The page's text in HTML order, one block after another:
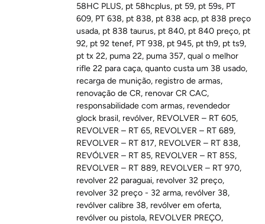
58HC PLUS, pt 58hcplus, pt 59, pt 59s, PT
609, PT 638, pt 838, pt 838 acp, pt 838 preço
usada, pt 838 taurus, pt 840, pt 840 preço, pt
92, pt 92 tenef, PT 938, pt 945, pt th9, pt ts9,
pt tx 22, puma 22, puma 357,qual o melhor
rifle 22 para caça,quanto custa um 38 usado,
recarga de munição, registro de armas,
renovação de CR, renovar CR CAC,
responsabilidade com armas, revendedor
glock brasil, revólver, REVOLVER – RT 605,
REVOLVER – RT 65, REVOLVER – RT 689,
REVOLVER – RT 817, REVOLVER – RT 838,
REVÓLVER – RT 85, REVOLVER – RT 85S,
REVOLVER – RT 889, REVOLVER – RT 970,
revolver 22 paraguai, revolver 32 preço,
revolver 32 preço - 32 arma, revólver 38,
revólver calibre 38, revólver em oferta,
revólver ou pistola, REVOLVER PREÇO,